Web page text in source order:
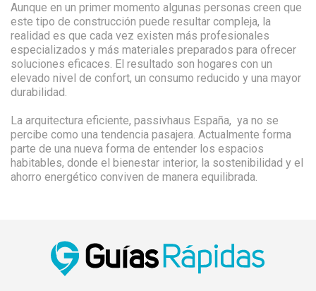
Aunque en un primer momento algunas personas creen que
este tipo de construcción puede resultar compleja, la
realidad es que cada vez existen más profesionales
especializados y más materiales preparados para ofrecer
soluciones eficaces. El resultado son hogares con un
elevado nivel de confort, un consumo reducido y una mayor
durabilidad.
La arquitectura eficiente, passivhaus España, ya no se
percibe como una tendencia pasajera. Actualmente forma
parte de una nueva forma de entender los espacios
habitables, donde el bienestar interior, la sostenibilidad y el
ahorro energético conviven de manera equilibrada.